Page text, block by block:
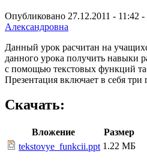
Опубликовано 27.12.2011 - 11:42 -
Александровна
Данный урок расчитан на
данного урока получить навыки
с помощью текстовых функций
Презентация включает в себя три
Скачать:
Вложение
Размер
tekstovye_funkcii.ppt 1.22 МБ